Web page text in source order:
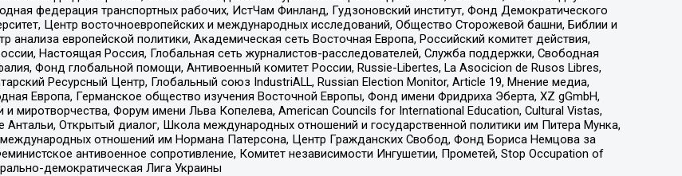
федерация транспортных рабочих, ИстЧам Финланд, Гудзоновский институт, Фонд Демократического
Центр восточноевропейских и международных исследований, Общество Сторожевой башни, Библии и
анализа европейской политики, Академическая сеть Восточная Европа, Российский комитет действия,
Настоящая Россия, Глобальная сеть журналистов-расследователей, Служба поддержки, Свободная
Фонд глобальной помощи, Антивоенный комитет России, Russie-Libertes, La Asocicion de Rusos Libres,
Ресурсный Центр, Глобальный союз IndustriALL, Russian Election Monitor, Article 19, Мнение медиа,
Европа, Германское общество изучения Восточной Европы, Фонд имени Фридриха Эберта, XZ gGmbH,
миротворчества, Форум имени Льва Копелева, American Councils for International Education, Cultural Vistas,
Открытый диалог, Школа международных отношений и государственной политики им Питера Мунка,
отношений им Нормана Патерсона, Центр Гражданских Свобод, Фонд Бориса Немцова за
антивоенное сопротивление, Комитет независимости Ингушетии, Прометей, Stop Occupation of
демократическая Лига Украины